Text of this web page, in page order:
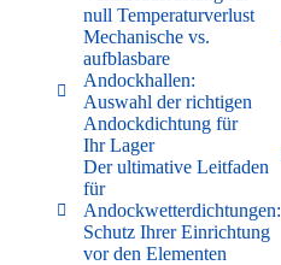
null Temperaturverlust
Mechanische vs.
aufblasbare
Andockhallen:
Auswahl der richtigen
Andockdichtung für
Ihr Lager
Der ultimative Leitfaden
für
Andockwetterdichtungen:
Schutz Ihrer Einrichtung
vor den Elementen